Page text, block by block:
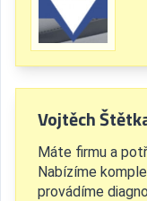
Vojtěch
Máte firmu a
Nabízíme
provádíme